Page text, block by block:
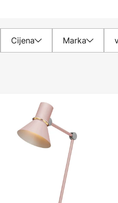
Cijena Marka